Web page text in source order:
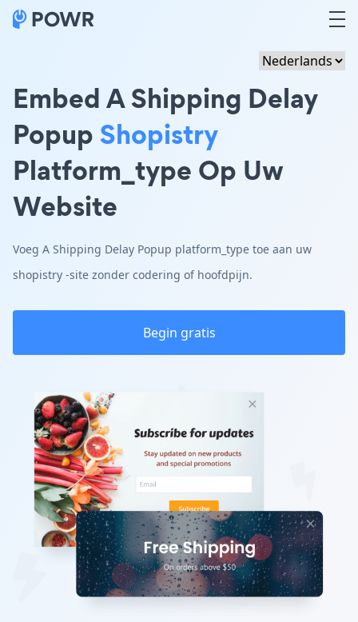
Embed A Shipping Delay
PopupShopistry
Platform_type Op Uw
Website
Voeg A Shipping Delay Popup platform_type toe aan uw
shopistry -site zonder codering of hoofdpijn.
Begin gratis